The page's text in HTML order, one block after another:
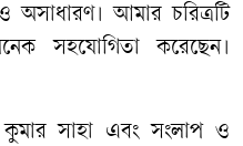
অসাধারণ। আমার চরিত্রটি
সহযোগিতা করেছেন।
কুমার সাহা এবং সংলাপ ও